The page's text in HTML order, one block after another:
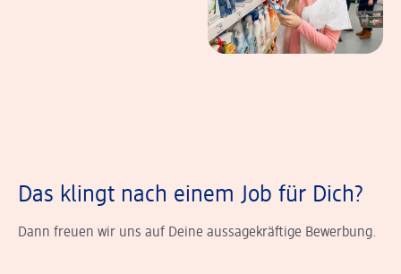
Das klingt nach einem Job für Dich?
Dann freuen wir uns auf Deine aussagekräftige Bewerbung.